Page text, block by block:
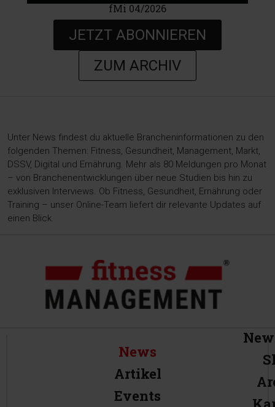
fMi 04/2026
JETZT ABONNIEREN
ZUM ARCHIV
Unter News findest du aktuelle Brancheninformationen zu den
folgenden Themen: Fitness, Gesundheit, Management, Markt,
DSSV, Digital und Ernährung. Mehr als 80 Meldungen pro Monat
– von Branchenentwicklungen über neue Studien bis hin zu
exklusiven Interviews. Ob Fitness, Gesundheit, Ernährung oder
Training – unser Online-Team liefert dir relevante Updates auf
einen Blick.
News
Artikel
Events